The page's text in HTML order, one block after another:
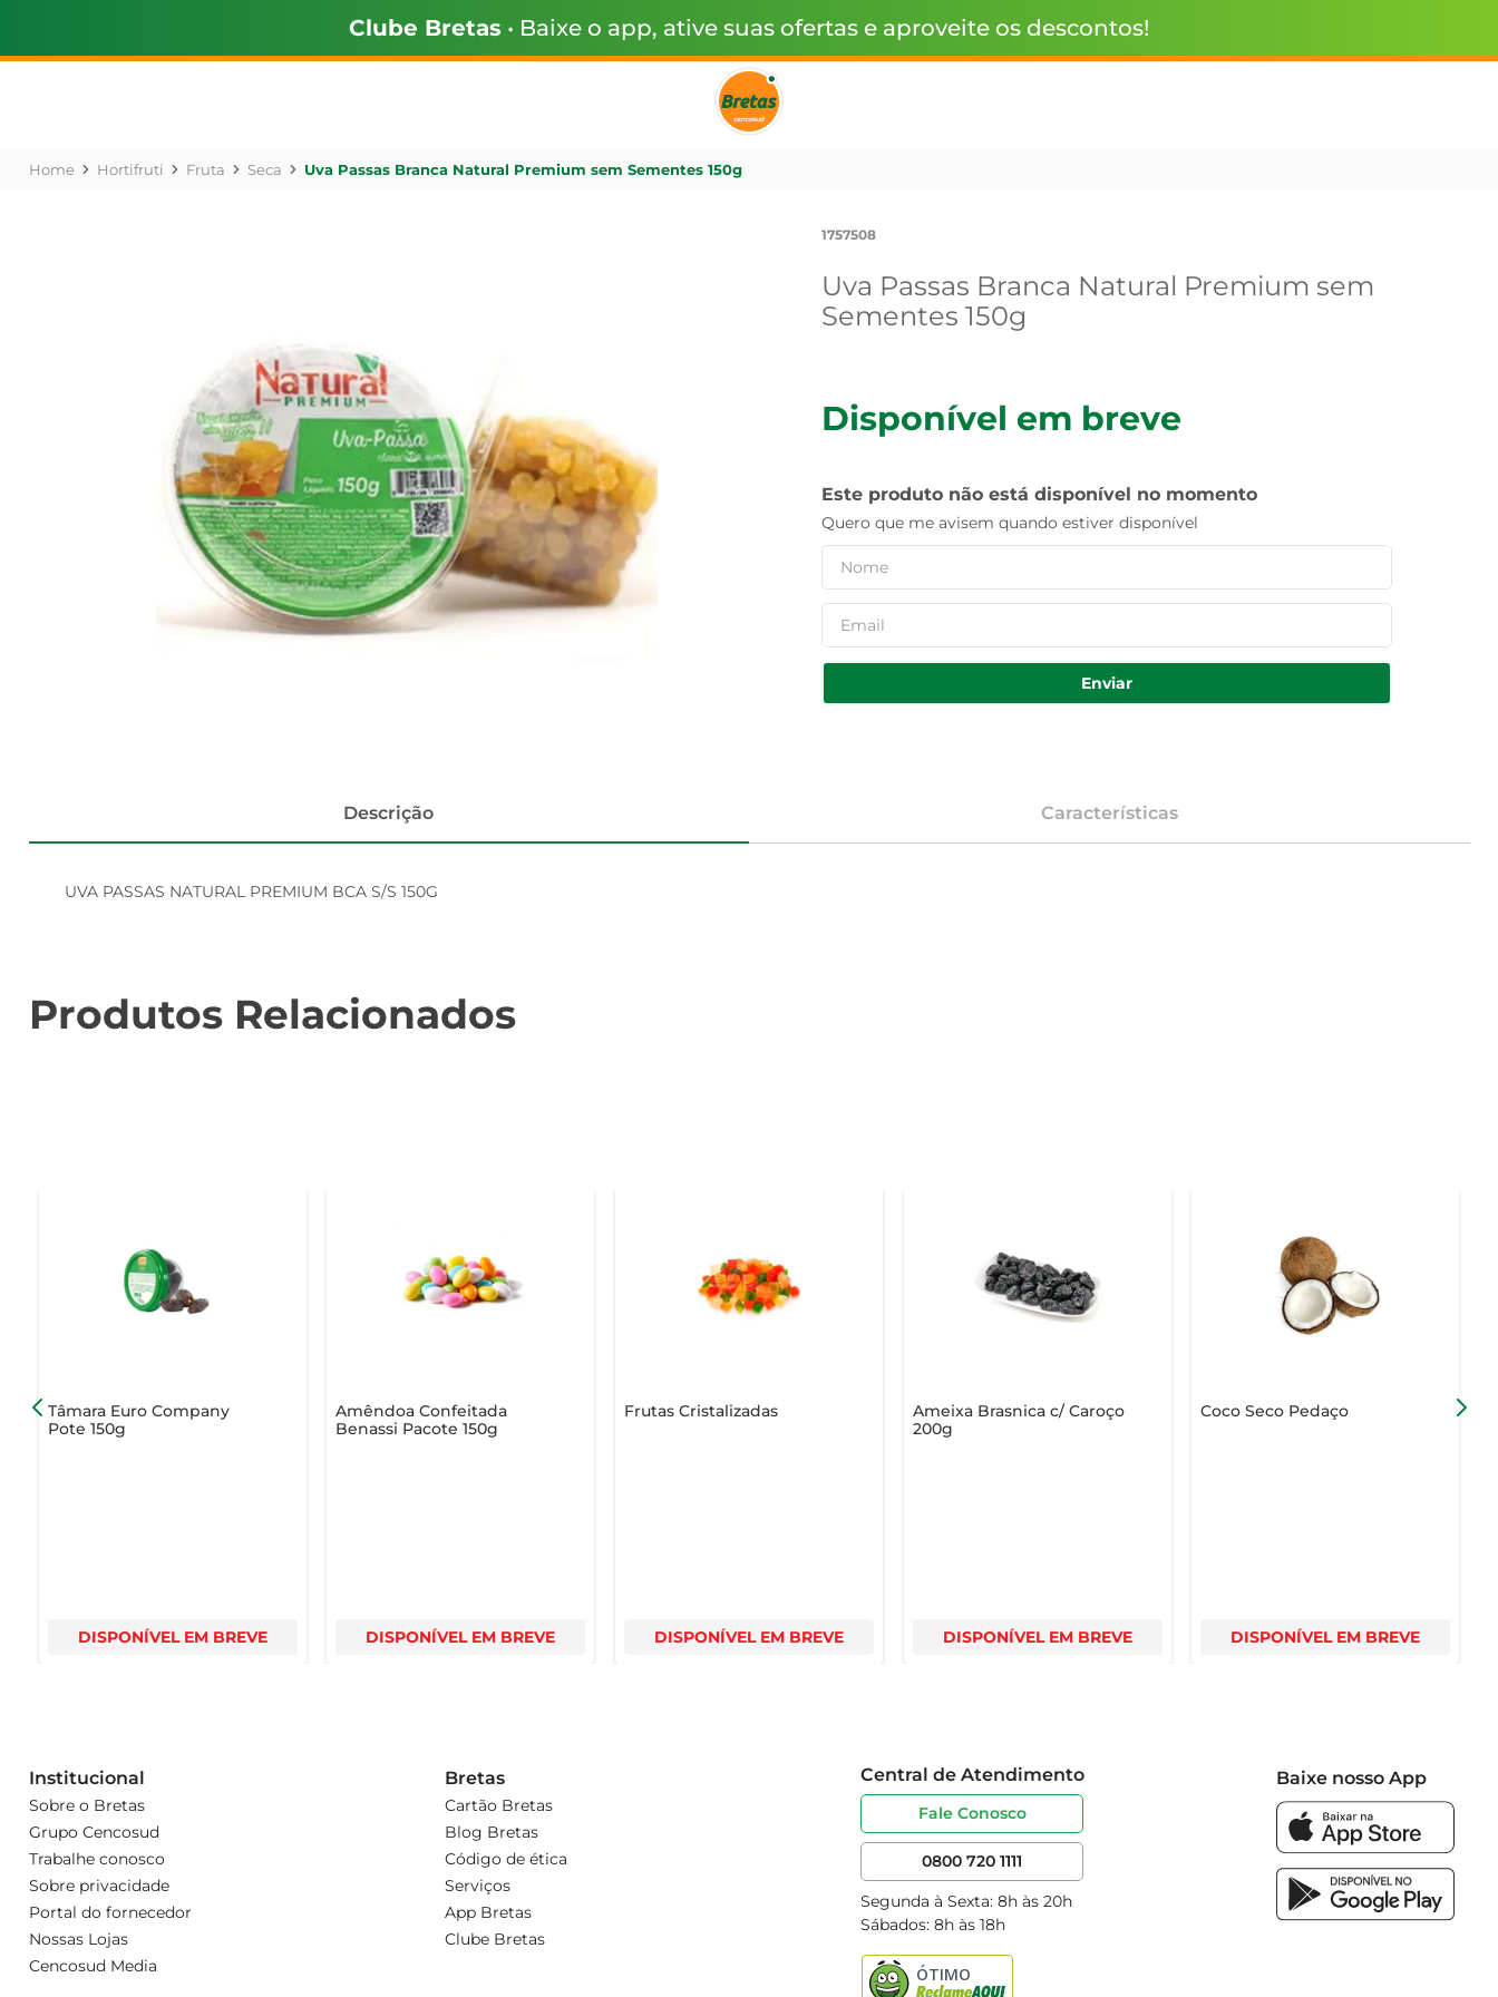
Clube Bretas • Baixe o app, ative suas ofertas e aproveite os descontos!
Hortifruti Fruta Seca Uva Passas Branca Natural Premium sem Sementes 150g
1757508
Uva Passas Branca Natural Premium sem
Sementes 150g
Disponível em breve
Este produto não está disponível no momento
Quero que me avisem quando estiver disponível
Enviar
Descrição Características
UVA PASSAS NATURAL PREMIUM BCA S/S 150G
Produtos Relacionados
Tâmara Euro Company
Pote 150g
DISPONÍVEL EM BREVE
Amêndoa Confeitada
Benassi Pacote 150g
DISPONÍVEL EM BREVE
Frutas Cristalizadas
DISPONÍVEL EM BREVE
Ameixa Brasnica c/ Caroço
200g
DISPONÍVEL EM BREVE
Coco Seco Pedaço
DISPONÍVEL EM BREVE
Institucional
Sobre o Bretas
Grupo Cencosud
Trabalhe conosco
Sobre privacidade
Portal do fornecedor
Nossas Lojas
Cencosud Media
Bretas
Cartão Bretas
Blog Bretas
Código de ética
Serviços
App Bretas
Clube Bretas
Central de Atendimento
Fale Conosco
0800 720 1111
Segunda à Sexta: 8h às 20h
Sábados: 8h às 18h
Baixe nosso App